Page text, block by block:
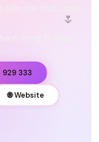
🌷
💐
929 333
🌐 Website